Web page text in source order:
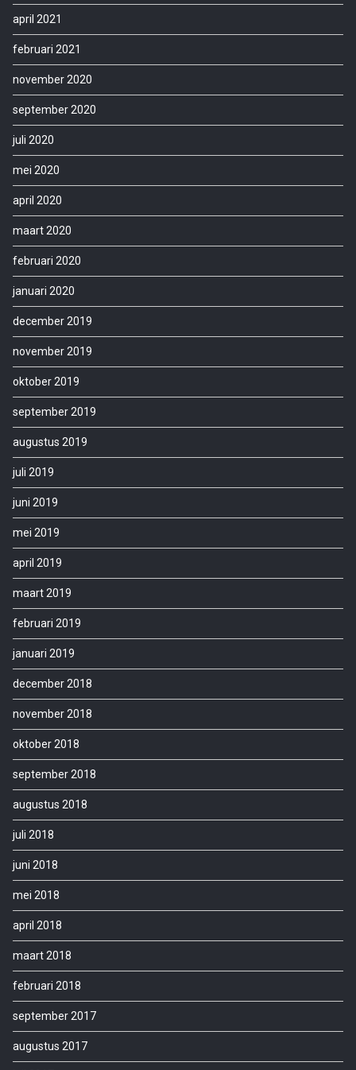
april 2021
februari 2021
november 2020
september 2020
juli 2020
mei 2020
april 2020
maart 2020
februari 2020
januari 2020
december 2019
november 2019
oktober 2019
september 2019
augustus 2019
juli 2019
juni 2019
mei 2019
april 2019
maart 2019
februari 2019
januari 2019
december 2018
november 2018
oktober 2018
september 2018
augustus 2018
juli 2018
juni 2018
mei 2018
april 2018
maart 2018
februari 2018
september 2017
augustus 2017